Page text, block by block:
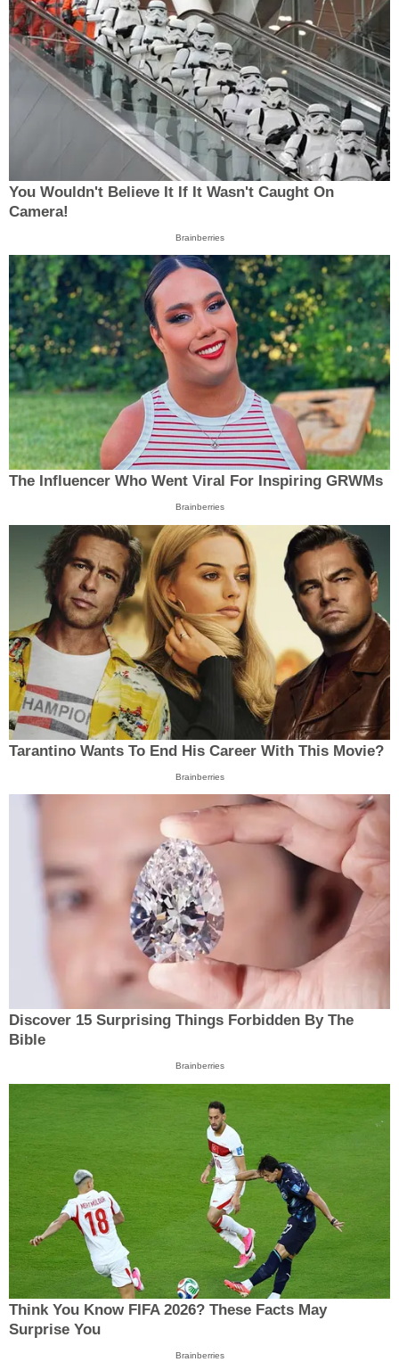
You Wouldn't Believe It If It Wasn't Caught On
Camera!
Brainberries
The Influencer Who Went Viral For Inspiring GRWMs
Brainberries
Tarantino Wants To End His Career With This Movie?
Brainberries
Discover 15 Surprising Things Forbidden By The
Bible
Brainberries
Think You Know FIFA 2026? These Facts May
Surprise You
Brainberries